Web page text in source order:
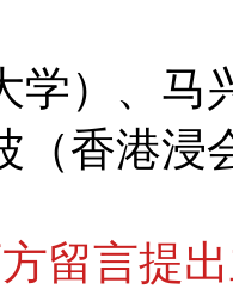
学）、马
（香港浸
留言提